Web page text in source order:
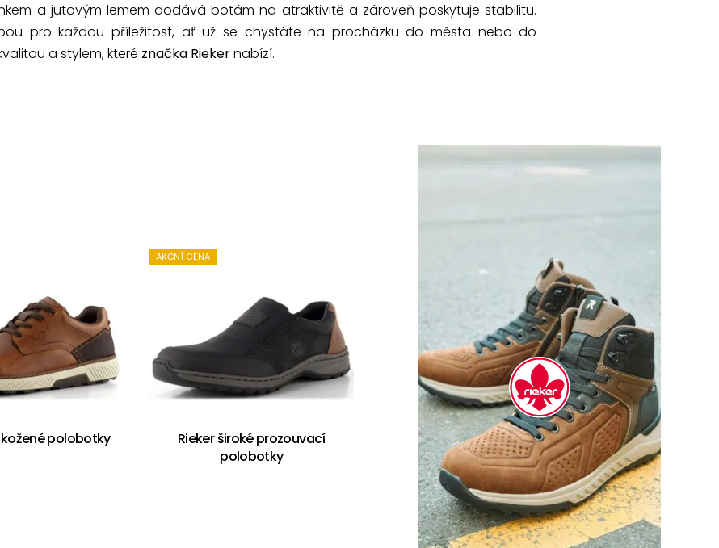
a jutovým lemem dodává botám na atraktivitě a zároveň poskytuje stabilitu.
pro každou příležitost, ať už se chystáte na procházku do města nebo do
a stylem, které značka Riekernabízí.
kožené polobotky
AKČNÍ CENA
Rieker široké prozouvací
polobotky